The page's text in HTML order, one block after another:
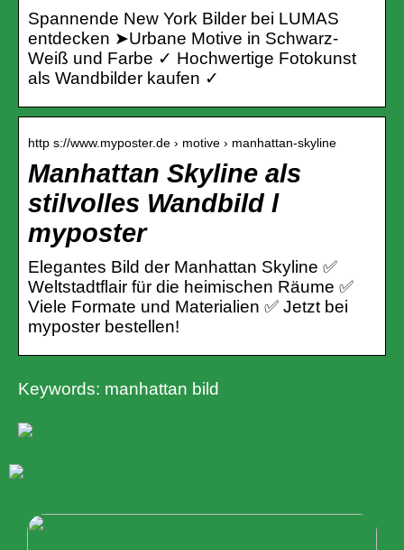
Spannende New York Bilder bei LUMAS
entdecken ➤Urbane Motive in Schwarz-
Weiß und Farbe ✓ Hochwertige Fotokunst
als Wandbilder kaufen ✓
http s://www.myposter.de › motive › manhattan-skyline
Manhattan Skyline als
stilvolles Wandbild l
myposter
Elegantes Bild der Manhattan Skyline ✅
Weltstadtflair für die heimischen Räume ✅
Viele Formate und Materialien ✅ Jetzt bei
myposter bestellen!
Keywords: manhattan bild